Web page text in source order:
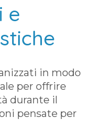
e
in modo
per offrire
durante il
pensate per